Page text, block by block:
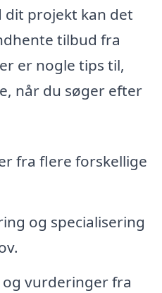
dit projekt kan det
tilbud fra
er nogle tips til,
når du søger efter
fra flere forskellige
og specialisering
vurderinger fra